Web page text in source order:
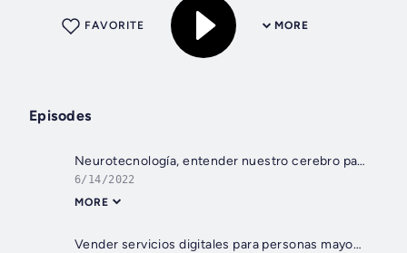
MORE
FAVORITE
Episodes
Neurotecnología, entender nuestro cerebro para diseñar mejores soluciones, con María López
6/14/2022
MORE
Vender servicios digitales para personas mayores, con Jorge Terreu